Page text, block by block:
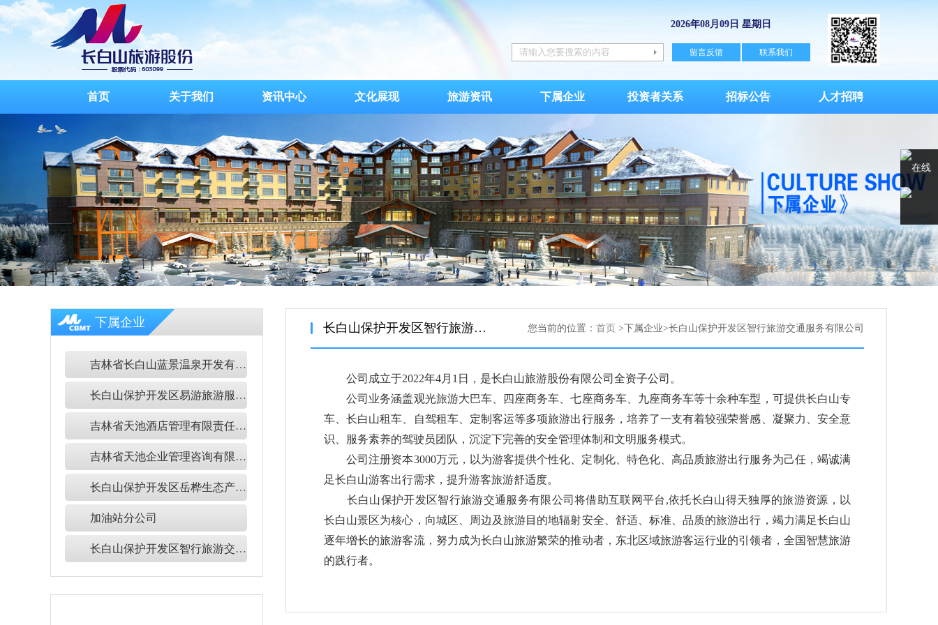
2026年08月09日 星期日
留言反馈 联系我们
首页 关于我们 资讯中心 文化展现 旅游资讯 下属企业 投资者关系 招标公告 人才招聘
下属企业
吉林省长白山蓝景温泉开发有限公司
长白山保护开发区易游旅游服务有限公司
吉林省天池酒店管理有限责任公司
吉林省天池企业管理咨询有限公司
长白山保护开发区岳桦生态产品有限公司
加油站分公司
长白山保护开发区智行旅游交通服务有限公司
您当前的位置： 首页 >下属企业>长白山保护开发区智行旅游交通服务有限公司
长白山保护开发区智行旅游交通服务有限公司
公司成立于2022年4月1日，是长白山旅游股份有限公司全资子公司。
公司业务涵盖观光旅游大巴车、四座商务车、七座商务车、九座商务车等十余种车型，可提供长白山专
车、长白山租车、自驾租车、定制客运等多项旅游出行服务，培养了一支有着较强荣誉感、凝聚力、安全意
识、服务素养的驾驶员团队，沉淀下完善的安全管理体制和文明服务模式。
公司注册资本3000万元，以为游客提供个性化、定制化、特色化、高品质旅游出行服务为己任，竭诚满
足长白山游客出行需求，提升游客旅游舒适度。
长白山保护开发区智行旅游交通服务有限公司将借助互联网平台,依托长白山得天独厚的旅游资源，以
长白山景区为核心，向城区、周边及旅游目的地辐射安全、舒适、标准、品质的旅游出行，竭力满足长白山
逐年增长的旅游客流，努力成为长白山旅游繁荣的推动者，东北区域旅游客运行业的引领者，全国智慧旅游
的践行者。
在线